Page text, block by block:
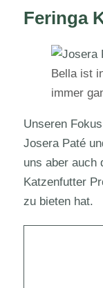
Feringa
Bella ist
immer
Unseren
Josera Paté
uns aber auch
Katzenfutter
zu bieten hat.